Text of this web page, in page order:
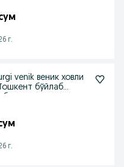
г.
venik веник ховли
бўйлаб
г.